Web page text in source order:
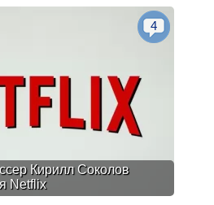
Кирилл Соколов
Netflix
4